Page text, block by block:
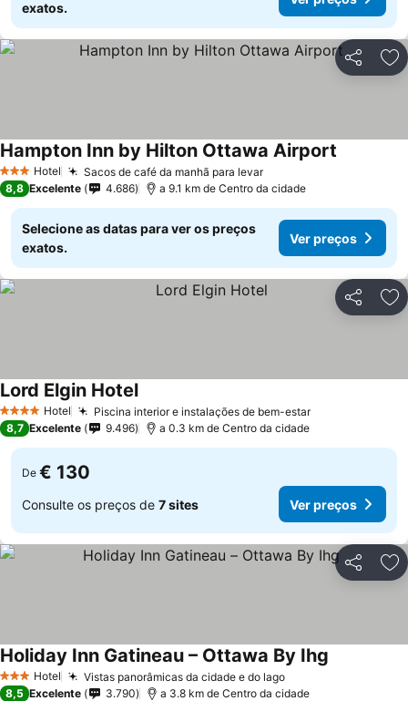
exatos.
Partilhar
3 EstrelasHotel Sacos de café da manhã para levar
Hampton Inn by Hilton Ottawa Airport
8,8 Excelente 4.686 a 9.1 km de Centro da cidade
Selecione as datas para ver os preços
exatos.
Ver preços
Partilhar
4 EstrelasHotel Piscina interior e instalações de bem-estar
Lord Elgin Hotel
8,7 Excelente 9.496 a 0.3 km de Centro da cidade
De € 130
Consulte os preços de 7 sites Ver preços
Partilhar
3 EstrelasHotel Vistas panorâmicas da cidade e do lago
Holiday Inn Gatineau – Ottawa By Ihg
8,5 Excelente 3.790 a 3.8 km de Centro da cidade